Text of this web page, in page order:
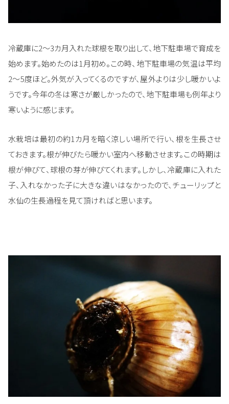
冷蔵庫に2～3カ月入れた球根を取り出して、地下駐車場で育成を
始めます。始めたのは1月初め。この時、地下駐車場の気温は平均
2～5度ほど。外気が入ってくるのですが、屋外よりは少し暖かいよ
うです。今年の冬は寒さが厳しかったので、地下駐車場も例年より
寒いように感じます。
水栽培は最初の約1カ月を暗く涼しい場所で行い、根を生長させ
ておきます。根が伸びたら暖かい室内へ移動させます。この時期は
根が伸びて、球根の芽が伸びてくれます。しかし、冷蔵庫に入れた
子、入れなかった子に大きな違いはなかったので、チューリップと
水仙の生長過程を見て頂ければと思います。